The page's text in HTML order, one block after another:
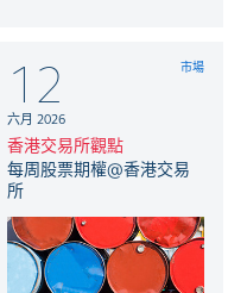
12
六月 2026
市場
香港交易所觀點
每周股票期權@香港交易
所